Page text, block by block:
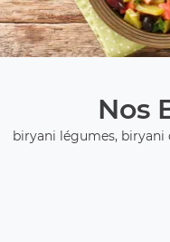
Nos
biryani légumes, biryani